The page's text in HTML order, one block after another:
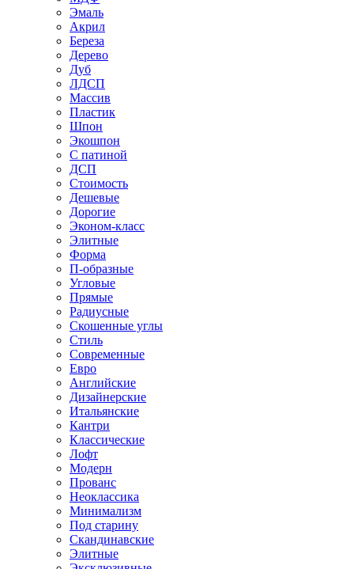
Эмаль
Акрил
Береза
Дерево
Дуб
ЛДСП
Массив
Пластик
Шпон
Экошпон
С патиной
ДСП
Стоимость
Дешевые
Дорогие
Эконом-класс
Элитные
Форма
П-образные
Угловые
Прямые
Радиусные
Скошенные углы
Стиль
Современные
Евро
Английские
Дизайнерские
Итальянские
Кантри
Классические
Лофт
Модерн
Прованс
Неоклассика
Минимализм
Под старину
Скандинавские
Элитные